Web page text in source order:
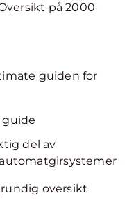
på 2000
guiden for
guide
del av
oversikt